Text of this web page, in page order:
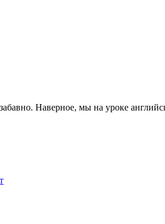
Наверное, мы на уроке